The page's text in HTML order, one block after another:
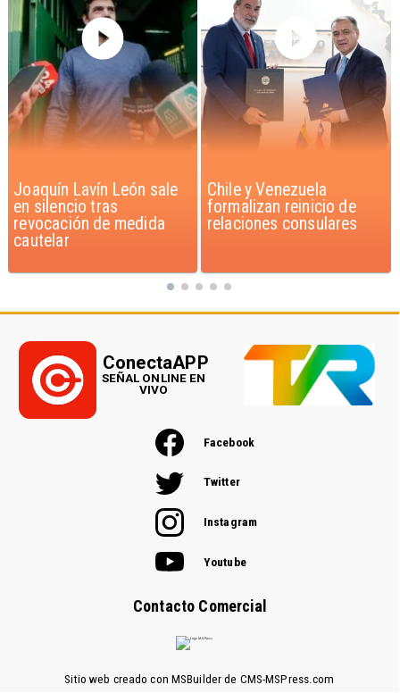
Chile y Venezuela
formalizan reinicio de
relaciones consulares
Feriantes rechazan
dichos de Camila Flores
sobre Fabiola Campillai
Sitio web creado con MSBuilder de CMS-MSPress.com
Facebook
Twitter
Instagram
Youtube
Contacto Comercial
ConectaAPP
SEÑAL ONLINE EN
VIVO